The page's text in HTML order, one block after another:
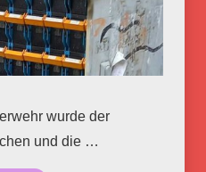
wurde der
und die …